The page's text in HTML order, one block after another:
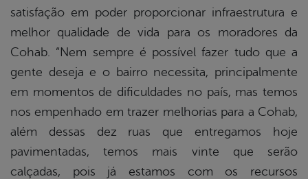
satisfação em poder proporcionar infraestrutura e
melhor qualidade de vida para os moradores da
Cohab. “Nem sempre é possível fazer tudo que a
gente deseja e o bairro necessita, principalmente
em momentos de dificuldades no país, mas temos
nos empenhado em trazer melhorias para a Cohab,
além dessas dez ruas que entregamos hoje
pavimentadas, temos mais vinte que serão
calçadas, pois já estamos com os recursos